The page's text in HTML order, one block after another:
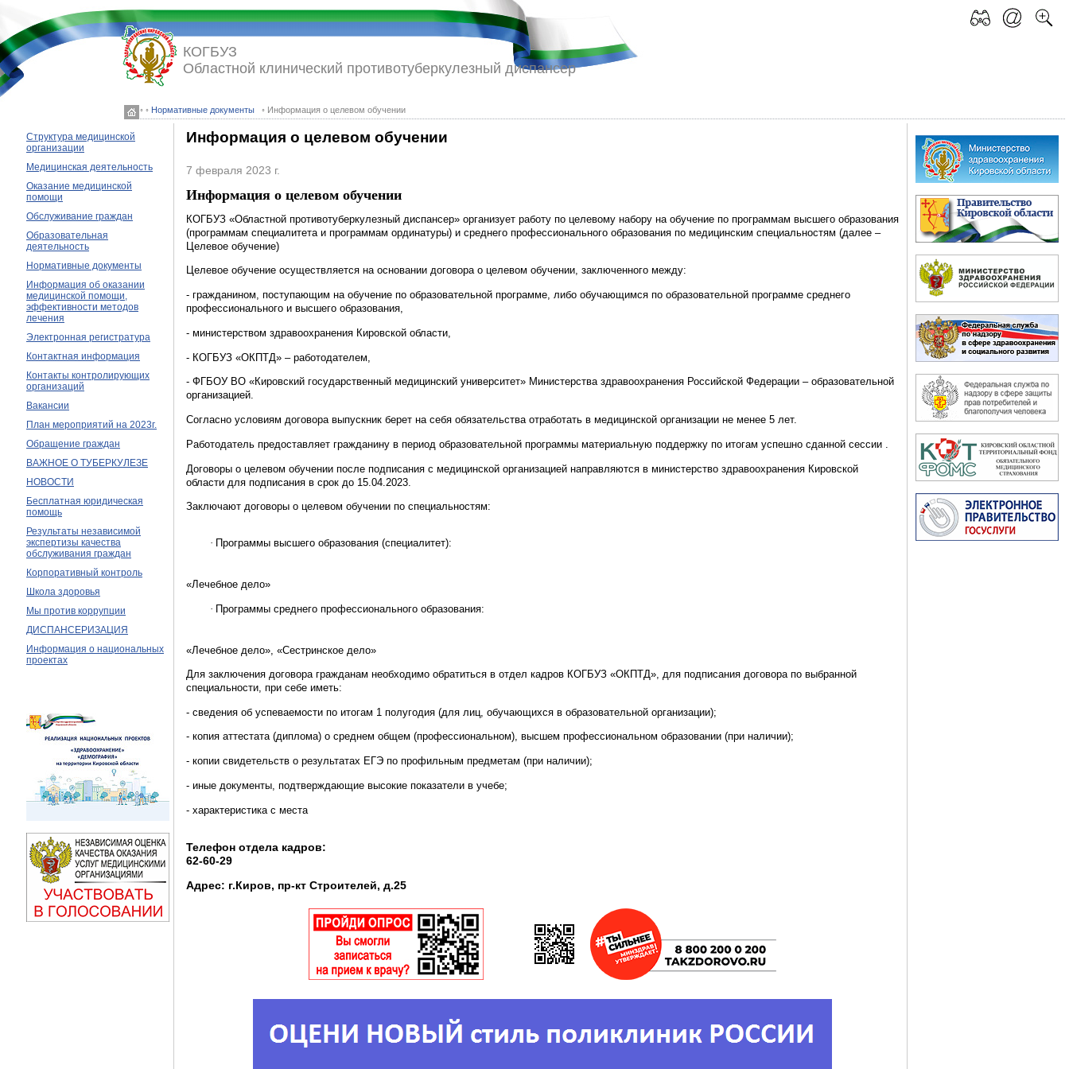
◦ ◦ Нормативные документы ◦ Информация о целевом обучении
КОГБУЗ
Областной клинический противотуберкулезный диспансер
Структура медицинской
организации
Медицинская деятельность
Оказание медицинской
помощи
Обслуживание граждан
Образовательная
деятельность
Нормативные документы
Информация об оказании
медицинской помощи,
эффективности методов
лечения
Электронная регистратура
Контактная информация
Контакты контролирующих
организаций
Вакансии
План мероприятий на 2023г.
Обращение граждан
ВАЖНОЕ О ТУБЕРКУЛЕЗЕ
НОВОСТИ
Бесплатная юридическая
помощь
Результаты независимой
экспертизы качества
обслуживания граждан
Корпоративный контроль
Школа здоровья
Мы против коррупции
ДИСПАНСЕРИЗАЦИЯ
Информация о национальных
проектах
Информация о целевом обучении
7 февраля 2023 г.
Информация о целевом обучении
КОГБУЗ «Областной противотуберкулезный диспансер» организует работу по целевому набору на обучение по программам высшего образования
(программам специалитета и программам ординатуры) и среднего профессионального образования по медицинским специальностям (далее –
Целевое обучение)
Целевое обучение осуществляется на основании договора о целевом обучении, заключенного между:
- гражданином, поступающим на обучение по образовательной программе, либо обучающимся по образовательной программе среднего
профессионального и высшего образования,
- министерством здравоохранения Кировской области,
- КОГБУЗ «ОКПТД» – работодателем,
- ФГБОУ ВО «Кировский государственный медицинский университет» Министерства здравоохранения Российской Федерации – образовательной
организацией.
Согласно условиям договора выпускник берет на себя обязательства отработать в медицинской организации не менее 5 лет.
Работодатель предоставляет гражданину в период образовательной программы материальную поддержку по итогам успешно сданной сессии .
Договоры о целевом обучении после подписания с медицинской организацией направляются в министерство здравоохранения Кировской
области для подписания в срок до 15.04.2023.
Заключают договоры о целевом обучении по специальностям:
· Программы высшего образования (специалитет):
«Лечебное дело»
· Программы среднего профессионального образования:
«Лечебное дело», «Сестринское дело»
Для заключения договора гражданам необходимо обратиться в отдел кадров КОГБУЗ «ОКПТД», для подписания договора по выбранной
специальности, при себе иметь:
- сведения об успеваемости по итогам 1 полугодия (для лиц, обучающихся в образовательной организации);
- копия аттестата (диплома) о среднем общем (профессиональном), высшем профессиональном образовании (при наличии);
- копии свидетельств о результатах ЕГЭ по профильным предметам (при наличии);
- иные документы, подтверждающие высокие показатели в учебе;
- характеристика с места
Телефон отдела кадров:
62-60-29
Адрес: г.Киров, пр-кт Строителей, д.25